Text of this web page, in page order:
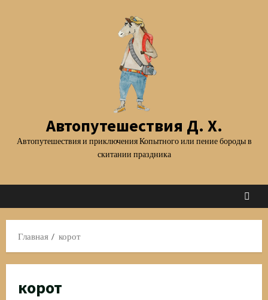
Автопутешествия Д. Х.
Автопутешествия и приключения Копытного или пение бороды в
скитании праздника
Главная корот
корот